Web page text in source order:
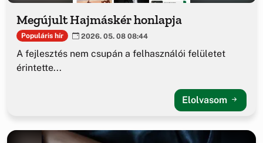
Megújult Hajmáskér honlapja
Populáris hír 2026. 05. 08 08:44
A fejlesztés nem csupán a felhasználói felületet
érintette...
Elolvasom